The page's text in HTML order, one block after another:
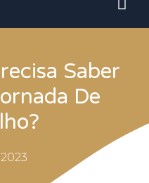
Saber
De